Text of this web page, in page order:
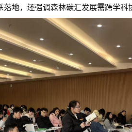
地，还强调森林碳汇发展需跨学科